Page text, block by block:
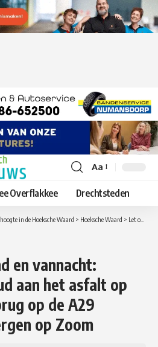
Lettergrootte
aanpassen
Aa
Overflakkee Drechtsteden
in de Hoeksche Waard > Hoeksche Waard > Let op vanavond en vannacht: Spoedonderhoud aan het asfalt op de Haringvlietbrug op de A29 Rotterdam – Bergen op Zoom
en vannacht:
aan het asfalt op
op de A29
op Zoom